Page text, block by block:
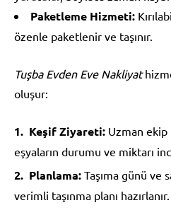
Paketleme Hizmeti:
özenle paketlenir ve taşınır.
Tuşba Evden Eve Nakliyat
oluşur:
Keşif Ziyareti: Uzman ekip
eşyaların durumu ve miktarı
Planlama: Taşıma günü ve
verimli taşınma planı hazırlanır.